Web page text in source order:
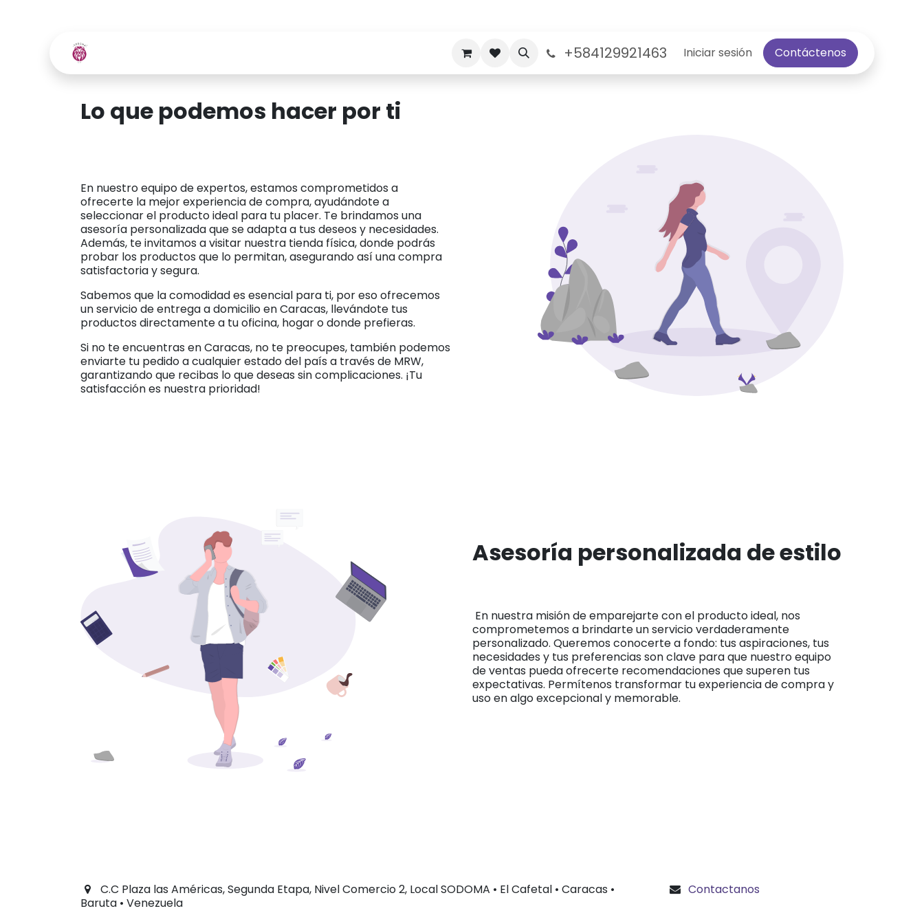
Politicas de Garantia Sobre nosotros+584129921463 Iniciar sesión Contáctenos
Lo que podemos hacer por ti
En nuestro equipo de expertos, estamos comprometidos a
ofrecerte la mejor experiencia de compra, ayudándote a
seleccionar el producto ideal para tu placer. Te brindamos una
asesoría personalizada que se adapta a tus deseos y necesidades.
Además, te invitamos a visitar nuestra tienda física, donde podrás
probar los productos que lo permitan, asegurando así una compra
satisfactoria y segura.
Sabemos que la comodidad es esencial para ti, por eso ofrecemos
un servicio de entrega a domicilio en Caracas, llevándote tus
productos directamente a tu oficina, hogar o donde prefieras.
Si no te encuentras en Caracas, no te preocupes, también podemos
enviarte tu pedido a cualquier estado del país a través de MRW,
garantizando que recibas lo que deseas sin complicaciones. ¡Tu
satisfacción es nuestra prioridad!
Asesoría personalizada de estilo
En nuestra misión de emparejarte con el producto ideal, nos
comprometemos a brindarte un servicio verdaderamente
personalizado. Queremos conocerte a fondo: tus aspiraciones, tus
necesidades y tus preferencias son clave para que nuestro equipo
de ventas pueda ofrecerte recomendaciones que superen tus
expectativas. Permítenos transformar tu experiencia de compra y
uso en algo excepcional y memorable.
C.C Plaza las Américas, Segunda Etapa, Nivel Comercio 2, Local SODOMA • El Cafetal • Caracas •
Baruta • Venezuela
Contactanos